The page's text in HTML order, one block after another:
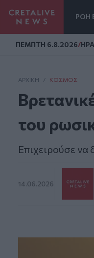
ΡΟΗ
ΠΕΜΠΤΗ 6.8.2026/
ΑΡΧΙΚΗ / ΚΌΣΜΟΣ
του
Επιχειρούσε να
14.06.2026